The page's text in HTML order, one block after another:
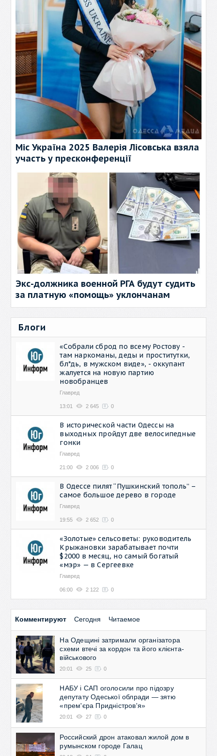
Міс Україна 2025 Валерія Лісовська взяла
участь у пресконференції
Экс-должника военной РГА будут судить
за платную «помощь» уклончанам
Блоги
«Собрали сброд по всему Ростову -
там наркоманы, деды и проститутки,
бл*дь, в мужском виде», - оккупант
жалуется на новую партию
новобранцев
Главред
13:01 2 645 0
В исторической части Одессы на
выходных пройдут две велосипедные
гонки
Главред
21:00 2 006 0
В Одессе пилят “Пушкинский тополь” –
самое большое дерево в городе
Главред
19:55 2 652 0
«Золотые» сельсоветы: руководитель
Крыжановки зарабатывает почти
$2000 в месяц, но самый богатый
«мэр» — в Сергеевке
Главред
06:00 2 122 0
Комментируют Сегодня Читаемое
На Одещині затримали організатора
схеми втечі за кордон та його клієнта-
військового
20:01 25 0
НАБУ і САП оголосили про підозру
депутату Одеської облради — зятю
«прем'єра Придністров'я»
20:01 27 0
Российский дрон атаковал жилой дом в
румынском городе Галац